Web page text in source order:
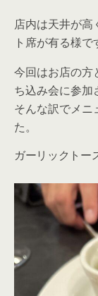
店内は天井が
ト席が有る様で
今回はお店の方
ち込み会に参加
そんな訳でメニ
た。
ガーリックトー